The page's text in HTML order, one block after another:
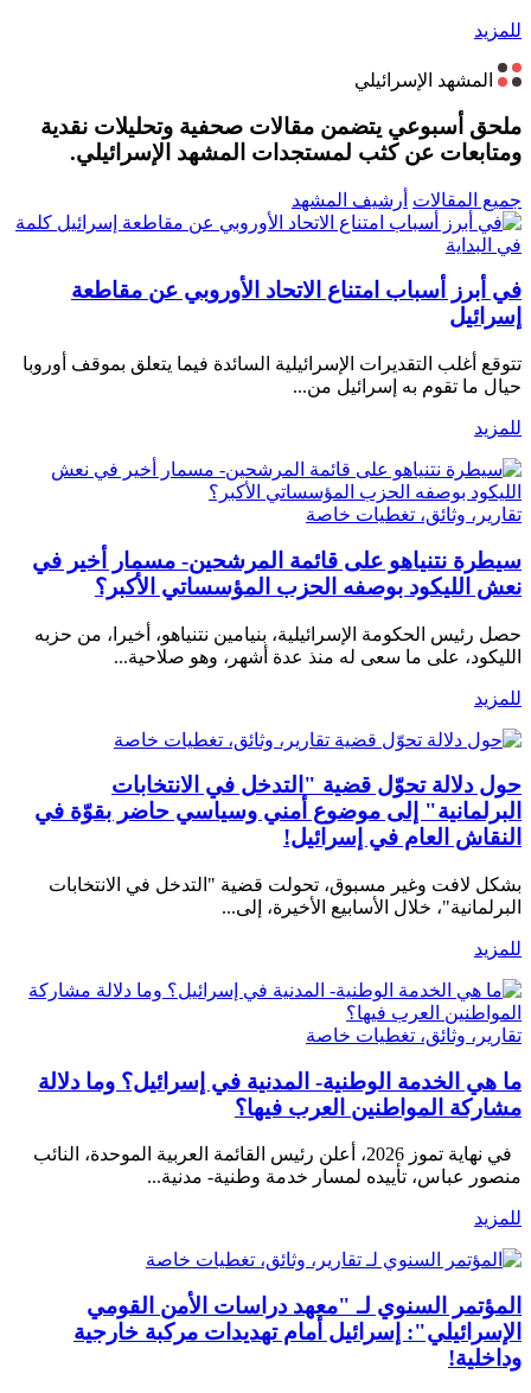
للمزيد
المشهد الإسرائيلي
ملحق أسبوعي يتضمن مقالات صحفية وتحليلات نقدية
ومتابعات عن كثب لمستجدات المشهد الإسرائيلي.
جميع المقالات أرشيف المشهد
كلمة
في البداية
في أبرز أسباب امتناع الاتحاد الأوروبي عن مقاطعة
إسرائيل
تتوقع أغلب التقديرات الإسرائيلية السائدة فيما يتعلق بموقف أوروبا
حيال ما تقوم به إسرائيل من...
للمزيد
تقارير، وثائق، تغطيات خاصة
سيطرة نتنياهو على قائمة المرشحين- مسمار أخير في
نعش الليكود بوصفه الحزب المؤسساتي الأكبر؟
حصل رئيس الحكومة الإسرائيلية، بنيامين نتنياهو، أخيرا، من حزبه
الليكود، على ما سعى له منذ عدة أشهر، وهو صلاحية...
للمزيد
تقارير، وثائق، تغطيات خاصة
حول دلالة تحوّل قضية "التدخل في الانتخابات
البرلمانية" إلى موضوع أمني وسياسي حاضر بقوّة في
النقاش العام في إسرائيل!
بشكل لافت وغير مسبوق، تحولت قضية "التدخل في الانتخابات
البرلمانية"، خلال الأسابيع الأخيرة، إلى...
للمزيد
تقارير، وثائق، تغطيات خاصة
ما هي الخدمة الوطنية- المدنية في إسرائيل؟ وما دلالة
مشاركة المواطنين العرب فيها؟
في نهاية تموز 2026، أعلن رئيس القائمة العربية الموحدة، النائب
منصور عباس، تأييده لمسار خدمة وطنية- مدنية...
للمزيد
تقارير، وثائق، تغطيات خاصة
المؤتمر السنوي لـ "معهد دراسات الأمن القومي
الإسرائيلي": إسرائيل أمام تهديدات مركبة خارجية
وداخلية!